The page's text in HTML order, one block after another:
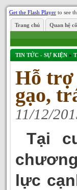
Get the Flash Player to see
Trang chủ Quan hệ
TIN TỨC - SỰ KIỆN »
Hỗ trợ
gạo,
11/12/
Tại
lực